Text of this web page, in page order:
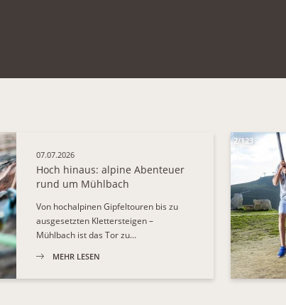
07.07.2026
Hoch hinaus: alpine Abenteuer
rund um Mühlbach
Von hochalpinen Gipfeltouren bis zu
ausgesetzten Klettersteigen –
Mühlbach ist das Tor zu…
MEHR LESEN
2/123